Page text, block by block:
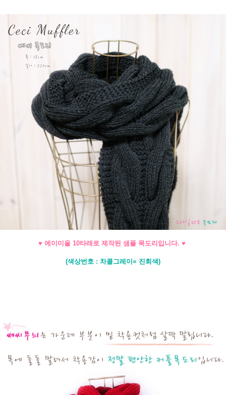
♥ 에이미울 10타래로 제작된 샘플 목도리입니다. ♥
(색상번호 : 차콜그레이= 진회색)